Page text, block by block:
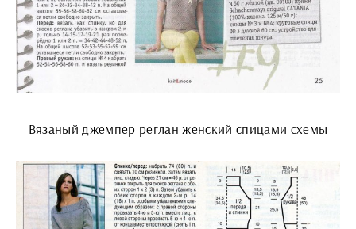
Вязаный джемпер реглан женский спицами схемы